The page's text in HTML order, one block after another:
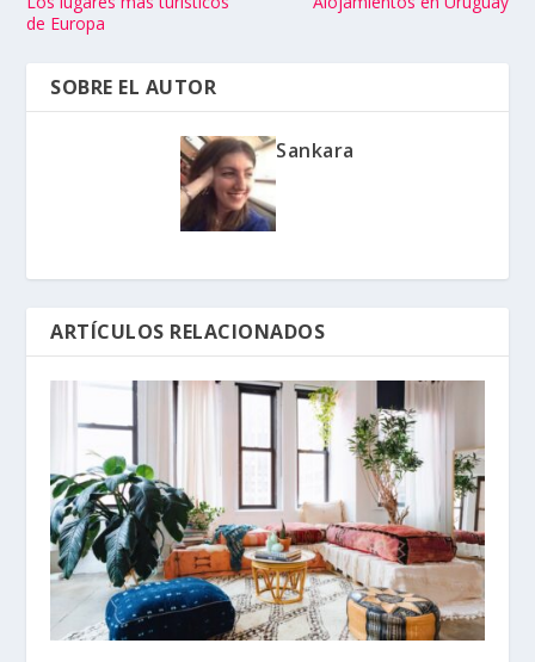
de Europa
SOBRE EL AUTOR
Sankara
ARTÍCULOS RELACIONADOS